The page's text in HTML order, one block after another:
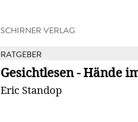
SCHIRNER VERLAG
RATGEBER
Gesichtlesen - Hände
Eric Standop